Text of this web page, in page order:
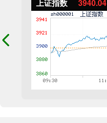
上证指数 3940.04